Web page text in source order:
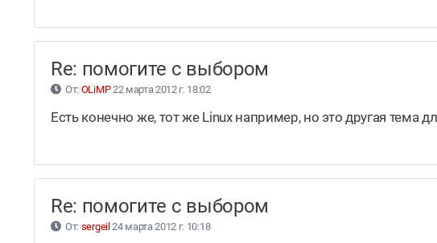
Re: помогите с выбором
От: OLiMP22 марта 2012 г. 18:02
Есть конечно же, тот же Linux например, но это другая тема
Re: помогите с выбором
От: sergeil 24 марта 2012 г. 10:18